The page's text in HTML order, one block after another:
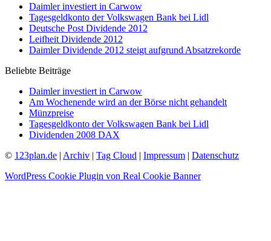
Daimler investiert in Carwow
Tagesgeldkonto der Volkswagen Bank bei Lidl
Deutsche Post Dividende 2012
Leifheit Dividende 2012
Daimler Dividende 2012 steigt aufgrund Absatzrekorde
Beliebte Beiträge
Daimler investiert in Carwow
Am Wochenende wird an der Börse nicht gehandelt
Münzpreise
Tagesgeldkonto der Volkswagen Bank bei Lidl
Dividenden 2008 DAX
© 123plan.de | Archiv | Tag Cloud | Impressum | Datenschutz
WordPress Cookie Plugin von Real Cookie Banner